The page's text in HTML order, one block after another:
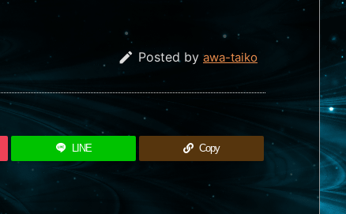
 Posted by awa-taiko
LINE Copy